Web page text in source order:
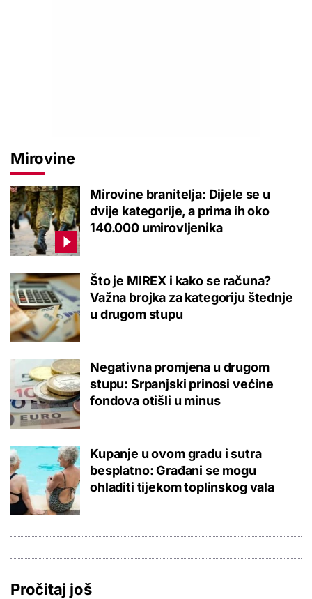
Mirovine
Mirovine branitelja: Dijele se u
dvije kategorije, a prima ih oko
140.000 umirovljenika
Što je MIREX i kako se računa?
Važna brojka za kategoriju štednje
u drugom stupu
Negativna promjena u drugom
stupu: Srpanjski prinosi većine
fondova otišli u minus
Kupanje u ovom gradu i sutra
besplatno: Građani se mogu
ohladiti tijekom toplinskog vala
Pročitaj još